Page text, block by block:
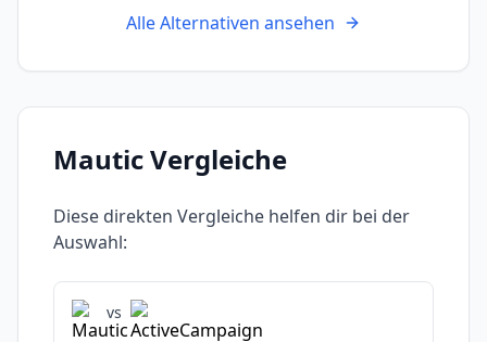
Alle Alternativen ansehen
MauticVergleiche
Diese direkten Vergleiche helfen dir bei der
Auswahl:
vs